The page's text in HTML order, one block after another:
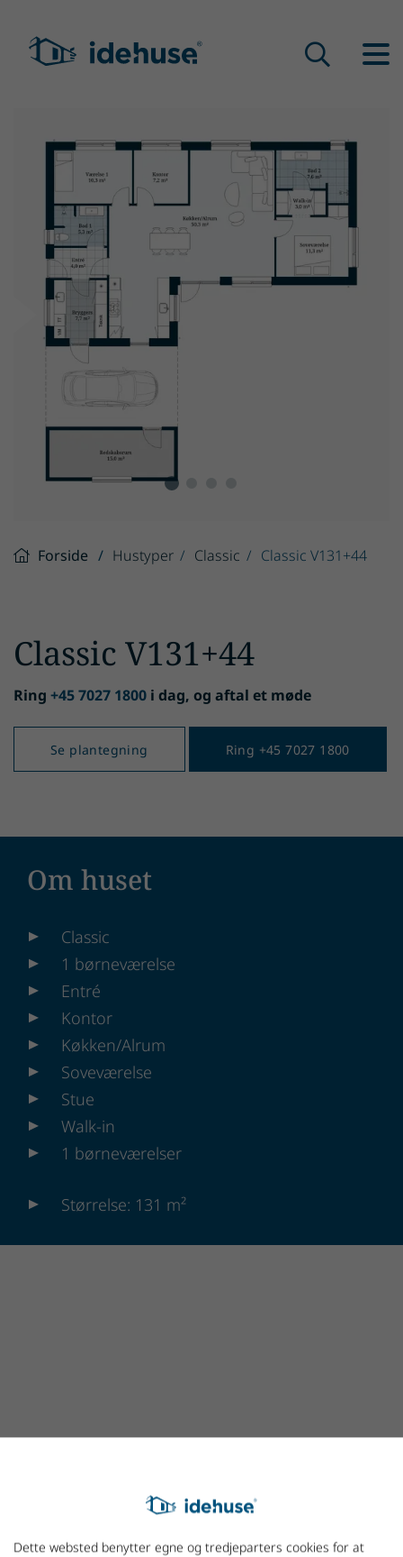
Forside Hustyper Classic Classic V131+44
Classic V131+44
Ring +45 7027 1800 i dag, og aftal et møde
Se plantegning Ring +45 7027 1800
Om huset
Classic
1 børneværelse
Entré
Kontor
Køkken/Alrum
Soveværelse
Stue
Walk-in
1 børneværelser
Størrelse: 131 m²
Dette websted benytter egne og tredjeparters cookies for at